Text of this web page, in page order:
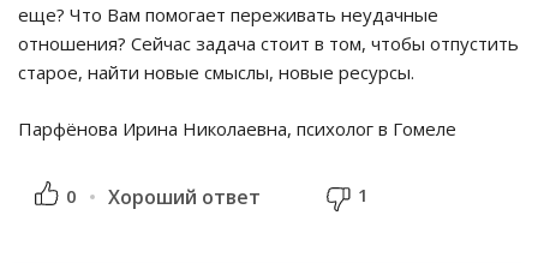
еще? Что Вам помогает переживать неудачные
отношения? Сейчас задача стоит в том, чтобы отпустить
старое, найти новые смыслы, новые ресурсы.
Парфёнова Ирина Николаевна, психолог в Гомеле
0 Хороший ответ 1